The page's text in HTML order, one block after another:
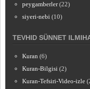
peygamberler (22)
siyeri-nebi (10)
TEVHID SÜNNET
Kuran (6)
Kuran-Bilgisi (2)
Kuran-Tefsiri-Video-izle